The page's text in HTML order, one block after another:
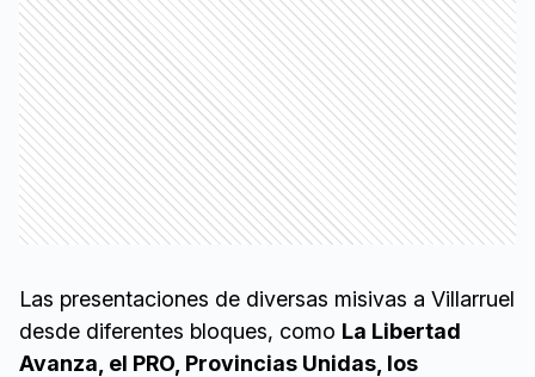
Las presentaciones de diversas misivas a Villarruel
desde diferentes bloques, como La Libertad
Avanza, el PRO, Provincias Unidas, los